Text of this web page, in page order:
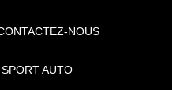
NOUS
AUTO